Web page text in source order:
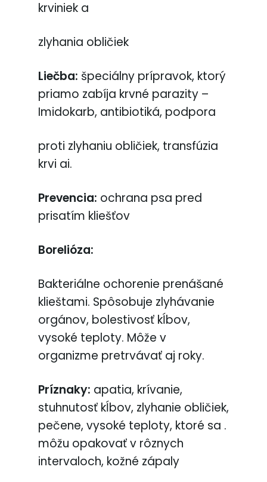
krviniek a
zlyhania obličiek
Liečba: špeciálny prípravok, ktorý
priamo zabíja krvné parazity –
Imidokarb, antibiotiká, podpora
proti zlyhaniu obličiek, transfúzia
krvi ai.
Prevencia: ochrana psa pred
prisatím kliešťov
Borelióza:
Bakteriálne ochorenie prenášané
klieštami. Spôsobuje zlyhávanie
orgánov, bolestivosť kĺbov,
vysoké teploty. Môže v
organizme pretrvávať aj roky.
Príznaky: apatia, krívanie,
stuhnutosť kĺbov, zlyhanie obličiek,
pečene, vysoké teploty, ktoré sa .
môžu opakovať v rôznych
intervaloch, kožné zápaly